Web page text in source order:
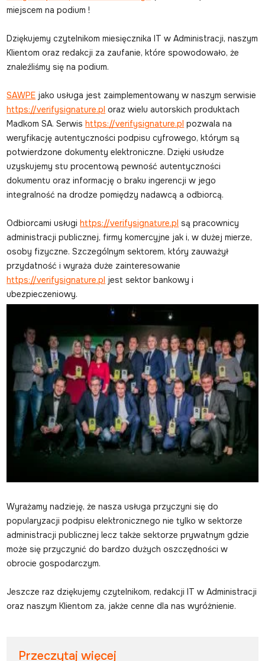
miejscem na podium !
Dziękujemy czytelnikom miesięcznika IT w Administracji, naszym
Klientom oraz redakcji za zaufanie, które spowodowało, że
znaleźliśmy się na podium.
SAWPE jako usługa jest zaimplementowany w naszym serwisie
https://verifysignature.pl oraz wielu autorskich produktach
Madkom SA. Serwishttps://verifysignature.pl pozwala na
weryfikację autentyczności podpisu cyfrowego, którym są
potwierdzone dokumenty elektroniczne. Dzięki usłudze
uzyskujemy stu procentową pewność autentyczności
dokumentu oraz informację o braku ingerencji w jego
integralność na drodze pomiędzy nadawcą a odbiorcą.
Odbiorcami usługihttps://verifysignature.pl są pracownicy
administracji publicznej, firmy komercyjne jak i, w dużej mierze,
osoby fizyczne. Szczególnym sektorem, który zauważył
przydatność i wyraża duże zainteresowanie
https://verifysignature.pl jest sektor bankowy i
ubezpieczeniowy.
Wyrażamy nadzieję, że nasza usługa przyczyni się do
popularyzacji podpisu elektronicznego nie tylko w sektorze
administracji publicznej lecz także sektorze prywatnym gdzie
może się przyczynić do bardzo dużych oszczędności w
obrocie gospodarczym.
Jeszcze raz dziękujemy czytelnikom, redakcji IT w Administracji
oraz naszym Klientom za, jakże cenne dla nas wyróżnienie.
Przeczytaj więcej